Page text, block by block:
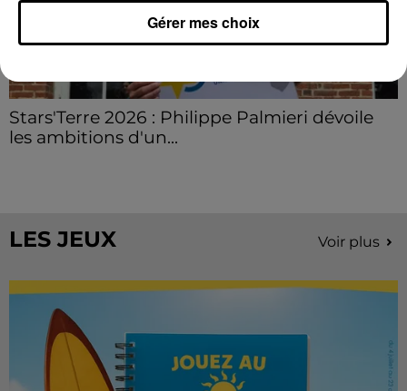
Stars'Terre 2026 : Philippe Palmieri dévoile
les ambitions d'un...
LES JEUX Voir plus
Gérer mes choix